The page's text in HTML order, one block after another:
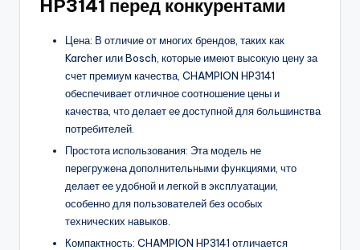
HP3141 перед конкурентами
Цена: В отличие от многих брендов, таких как
Karcher или Bosch, которые имеют высокую цену за
счет премиум качества, CHAMPION HP3141
обеспечивает отличное соотношение цены и
качества, что делает ее доступной для большинства
потребителей.
Простота использования: Эта модель не
перегружена дополнительными функциями, что
делает ее удобной и легкой в эксплуатации,
особенно для пользователей без особых
технических навыков.
Компактность: CHAMPION HP3141 отличается